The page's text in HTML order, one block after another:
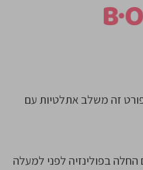
זה משלב אתלטיות עם
החלה בפולינזיה לפני למעלה